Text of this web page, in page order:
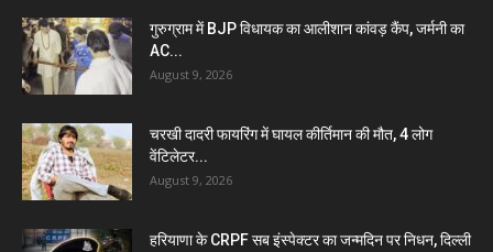
गुरुग्राम में BJP विधायक का आलीशान कांवड़ कैंप, जर्मनी का
AC...
August 9, 2026
चरखी दादरी फायरिंग में घायल कीर्तिमान की मौत, 4 लोग
वेंटिलेटर...
August 9, 2026
हरियाणा के CRPF सब इंस्पेक्टर का जन्मदिन पर निधन, दिल्ली